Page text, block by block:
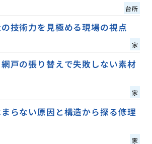
台所
技術力を見極める現場の視点
家
戸の張り替えで失敗しない素材
家
らない原因と構造から探る修理
家